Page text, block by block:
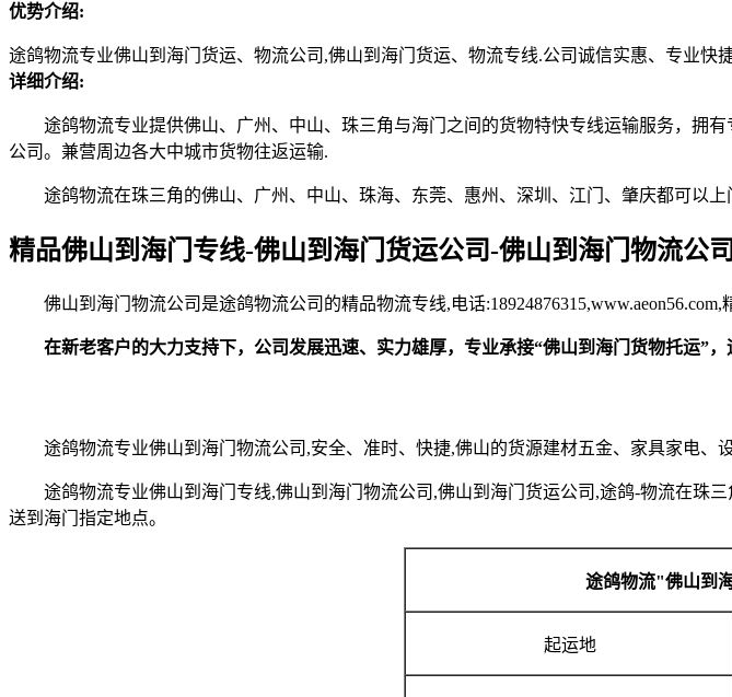
优势介绍:
途鸽物流专业佛山到海门货运、物流公司,佛山到海门货运、物流专线.公司诚信实惠、专业快
详细介绍:
途鸽物流专业提供佛山、广州、中山、珠三角与海门之间的货物特快专线运输服务，拥
公司。兼营周边各大中城市货物往返运输.
途鸽物流在珠三角的佛山、广州、中山、珠海、东莞、惠州、深圳、江门、肇庆都可以上
精品佛山到海门专线-佛山到海门货运公司-佛山到海门物流公司
佛山到海门物流公司是途鸽物流公司的精品物流专线,电话
在新老客户的大力支持下，公司发展迅速、实力雄厚，专业承接“佛山到海门货物托运”，
途鸽物流专业佛山到海门物流公司,安全、准时、快捷,佛山的货源建材五金、家具家电、
途鸽物流专业佛山到海门专线,佛山到海门物流公司,佛山到海门货运公司,途鸽-物流在珠
送到海门指定地点。
途鸽物流"佛山到
起运地